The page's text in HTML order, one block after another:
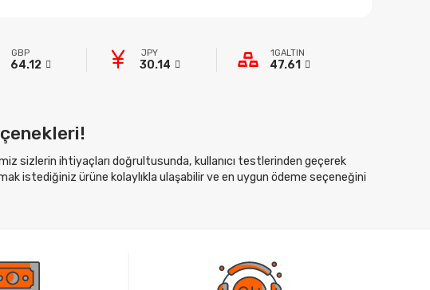
GBP
64.12
JPY
30.14
1GALTIN
47.61
sizlerin ihtiyaçları doğrultusunda, kullanıcı testlerinden geçerek
istediğiniz ürüne kolaylıkla ulaşabilir ve en uygun ödeme seçeneğini